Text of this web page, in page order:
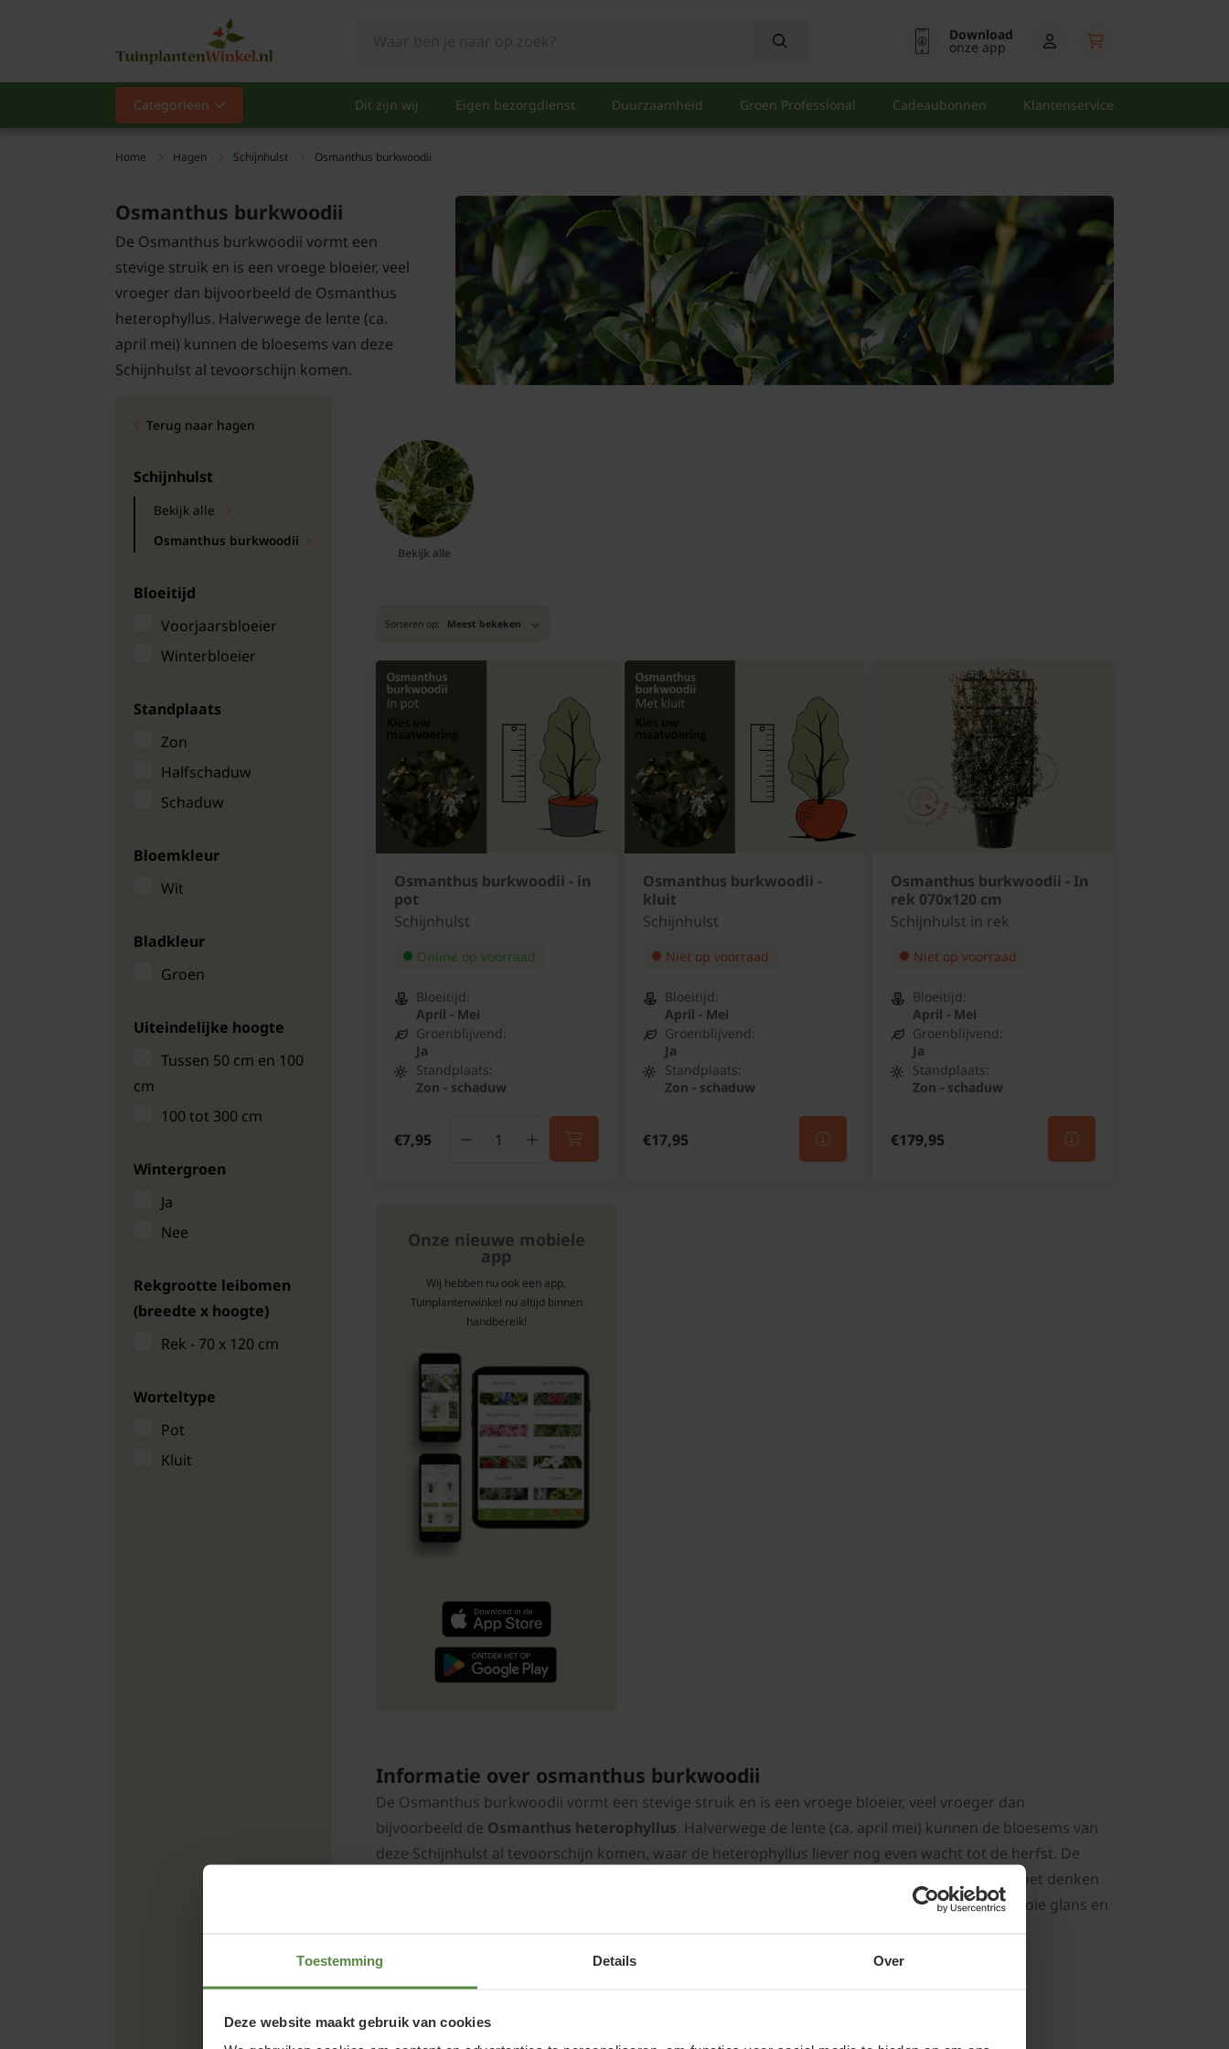
Toestemming Details Over
Deze website maakt gebruik van cookies
Download
onze app
Categorieën Dit zijn wij Eigen bezorgdienst Duurzaamheid Groen Professional Cadeaubonnen Klantenservice
Categorieën
Populair
Heesters
Hagen
Klimplanten
Fruit
Bomen
Leibomen
Bloembollen
Bloempotten
Home Hagen Schijnhulst Osmanthus burkwoodii
Osmanthus burkwoodii
De Osmanthus burkwoodii vormt een
stevige struik en is een vroege bloeier, veel
vroeger dan bijvoorbeeld de Osmanthus
heterophyllus. Halverwege de lente (ca.
april mei) kunnen de bloesems van deze
Schijnhulst al tevoorschijn komen.
Terug naar hagen
Schijnhulst
Bekijk alle
Osmanthus burkwoodii
Bloeitijd
Voorjaarsbloeier
Winterbloeier
Standplaats
Zon
Halfschaduw
Schaduw
Bloemkleur
Wit
Bladkleur
Groen
Uiteindelijke hoogte
Tussen 50 cm en 100
cm
100 tot 300 cm
Wintergroen
Ja
Nee
Rekgrootte leibomen
(breedte x hoogte)
Rek - 70 x 120 cm
Worteltype
Pot
Kluit
Bekijk alle
Sorteren op: Meest bekeken
Osmanthus burkwoodii - in
pot
Schijnhulst
Online op voorraad
Bloeitijd:
April - Mei
Groenblijvend:
Ja
Standplaats:
Zon - schaduw
€7,95
Osmanthus burkwoodii -
kluit
Schijnhulst
Niet op voorraad
Bloeitijd:
April - Mei
Groenblijvend:
Ja
Standplaats:
Zon - schaduw
€17,95
Osmanthus burkwoodii - In
rek 070x120 cm
Schijnhulst in rek
Niet op voorraad
Bloeitijd:
April - Mei
Groenblijvend:
Ja
Standplaats:
Zon - schaduw
€179,95
Onze nieuwe mobiele
app
Wij hebben nu ook een app,
Tuinplantenwinkel nu altijd binnen
handbereik!
Informatie over osmanthus burkwoodii
De Osmanthus burkwoodii vormt een stevige struik en is een vroege bloeier, veel vroeger dan
bijvoorbeeld de Osmanthus heterophyllus. Halverwege de lente (ca. april mei) kunnen de bloesems van
deze Schijnhulst al tevoorschijn komen, waar de heterophyllus liever nog even wacht tot de herfst. De
witte bloemen van de Osmanthus Burkwoodii hebben bovendien een heerlijke geur die erg doet denken
aan jasmijn. Het blad van de Schijnhulst heeft wel wat weg van de Liguster maar heeft een mooie glans en
Osmanthus burkwoodii planten